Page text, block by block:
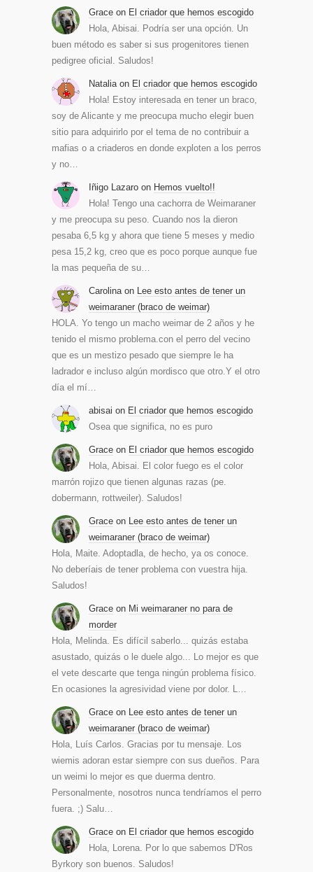
Grace on El criador que hemos escogido
Hola, Abisai. Podría ser una opción. Un
buen método es saber si sus progenitores tienen
pedigree oficial. Saludos!
Natalia on El criador que hemos escogido
Hola! Estoy interesada en tener un braco,
soy de Alicante y me preocupa mucho elegir buen
sitio para adquirirlo por el tema de no contribuir a
mafias o a criaderos en donde exploten a los perros
y no…
Iñigo Lazaro on Hemos vuelto!!
Hola! Tengo una cachorra de Weimaraner
y me preocupa su peso. Cuando nos la dieron
pesaba 6,5 kg y ahora que tiene 5 meses y medio
pesa 15,2 kg, creo que es poco porque aunque fue
la mas pequeña de su…
Carolina on
Lee esto antes de tener un
weimaraner (braco de weimar)
HOLA. Yo tengo un macho weimar de 2 años y he
tenido el mismo problema.con el perro del vecino
que es un mestizo pesado que siempre le ha
ladrador e incluso algún mordisco que otro.Y el otro
día el mí…
abisai on El criador que hemos escogido
Osea que significa, no es puro
Grace on El criador que hemos escogido
Hola, Abisai. El color fuego es el color
marrón rojizo que tienen algunas razas (pe.
dobermann, rottweiler). Saludos!
Grace on
Lee esto antes de tener un
weimaraner (braco de weimar)
Hola, Maite. Adoptadla, de hecho, ya os conoce.
No deberíais de tener problema con vuestra hija.
Saludos!
Grace on Mi weimaraner no para de
morder
Hola, Melinda. Es difícil saberlo... quizás estaba
asustado, quizás o le duele algo... Lo mejor es que
el vete descarte que tenga ningún problema físico.
En ocasiones la agresividad viene por dolor. L…
Grace on
Lee esto antes de tener un
weimaraner (braco de weimar)
Hola, Luís Carlos. Gracias por tu mensaje. Los
wiemis adoran estar siempre con sus dueños. Para
un weimi lo mejor es que duerma dentro.
Personalmente, nosotros nunca tendríamos el perro
fuera. ;) Salu…
Grace on El criador que hemos escogido
Hola, Lorena. Por lo que sabemos D'Ros
Byrkory son buenos. Saludos!